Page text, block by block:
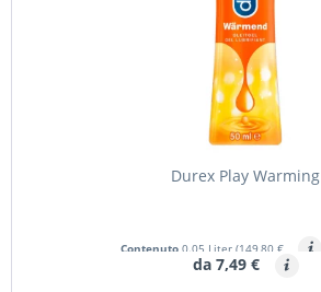
Durex Play Warming
Contenuto 0.05 Liter (149,80 €
da 7,49 €